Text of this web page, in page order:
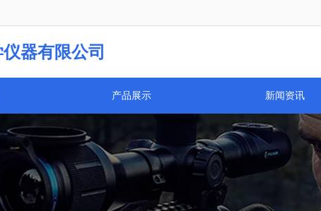
器有限公司
产品展示 新闻资讯